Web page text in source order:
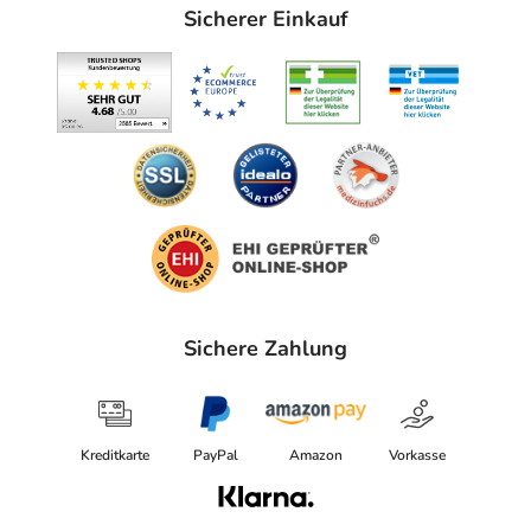
Strapazierte oder alternde Haut kann demnach öfter
Mit dem praktischen Pumpspender der Cetaphil
Feuchtigkeitslotion kann je nach Bedürfnis die passende
Menge besonders hygienisch für einzelne Stellen oder
den ganzen Körper dosiert werden.
Jede Haut hat andere Bedürfnisse. Cetaphil® hat die
Cetaphil steht für hochwertige dermatologische Pflege
Empfehlung von Dermatologen1 ist es unsere
jede Situation und jedes Alter zu entwickeln. Für ein
gesundes Leben und gesunde Haut, die man fühlen kann.
Die besondere Pflegewirkung der Cetaphil Produkte wird
durch zahlreiche klinische Studien belegt. Dank der hohen
Sicherer Einkauf
Sichere Zahlung
Kreditkarte PayPal Amazon Vorkasse